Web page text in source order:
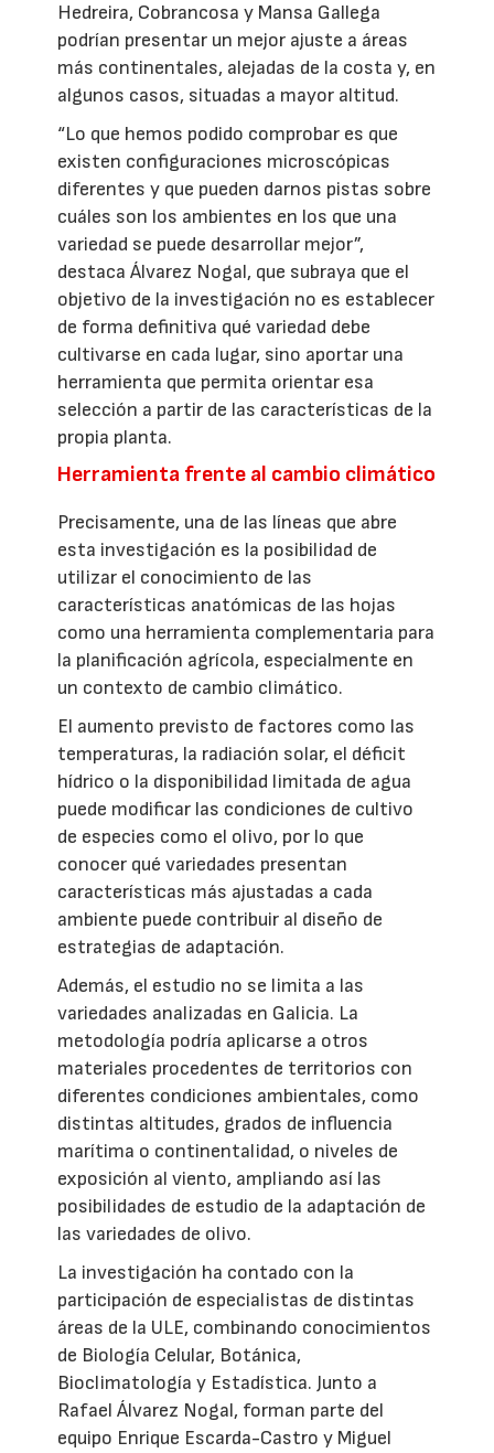
Hedreira, Cobrancosa y Mansa Gallega
podrían presentar un mejor ajuste a áreas
más continentales, alejadas de la costa y, en
algunos casos, situadas a mayor altitud.
“Lo que hemos podido comprobar es que
existen configuraciones microscópicas
diferentes y que pueden darnos pistas sobre
cuáles son los ambientes en los que una
variedad se puede desarrollar mejor”,
destaca Álvarez Nogal, que subraya que el
objetivo de la investigación no es establecer
de forma definitiva qué variedad debe
cultivarse en cada lugar, sino aportar una
herramienta que permita orientar esa
selección a partir de las características de la
propia planta.
Herramienta frente al cambio climático
Precisamente, una de las líneas que abre
esta investigación es la posibilidad de
utilizar el conocimiento de las
características anatómicas de las hojas
como una herramienta complementaria para
la planificación agrícola, especialmente en
un contexto de cambio climático.
El aumento previsto de factores como las
temperaturas, la radiación solar, el déficit
hídrico o la disponibilidad limitada de agua
puede modificar las condiciones de cultivo
de especies como el olivo, por lo que
conocer qué variedades presentan
características más ajustadas a cada
ambiente puede contribuir al diseño de
estrategias de adaptación.
Además, el estudio no se limita a las
variedades analizadas en Galicia. La
metodología podría aplicarse a otros
materiales procedentes de territorios con
diferentes condiciones ambientales, como
distintas altitudes, grados de influencia
marítima o continentalidad, o niveles de
exposición al viento, ampliando así las
posibilidades de estudio de la adaptación de
las variedades de olivo.
La investigación ha contado con la
participación de especialistas de distintas
áreas de la ULE, combinando conocimientos
de Biología Celular, Botánica,
Bioclimatología y Estadística. Junto a
Rafael Álvarez Nogal, forman parte del
equipo Enrique Escarda-Castro y Miguel